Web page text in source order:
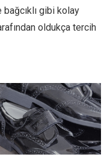
bağcıklı gibi kolay
oldukça tercih